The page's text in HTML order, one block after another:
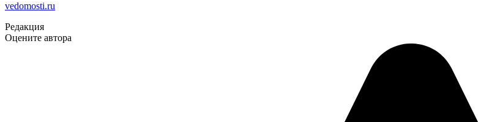
vedomosti.ru
Редакция
Оцените автора